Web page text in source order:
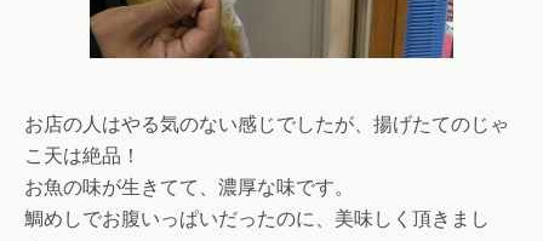
お店の人はやる気のない感じでしたが、揚げたてのじゃ
こ天は絶品！
お魚の味が生きてて、濃厚な味です。
鯛めしでお腹いっぱいだったのに、美味しく頂きまし